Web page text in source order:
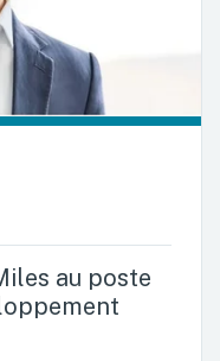
au poste